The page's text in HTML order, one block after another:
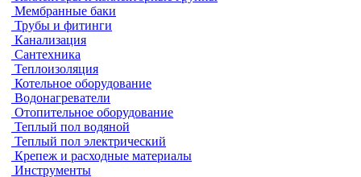
Мембранные баки
Трубы и фитинги
Канализация
Сантехника
Теплоизоляция
Котельное оборудование
Водонагреватели
Отопительное оборудование
Теплый пол водяной
Теплый пол электрический
Крепеж и расходные материалы
Инструменты